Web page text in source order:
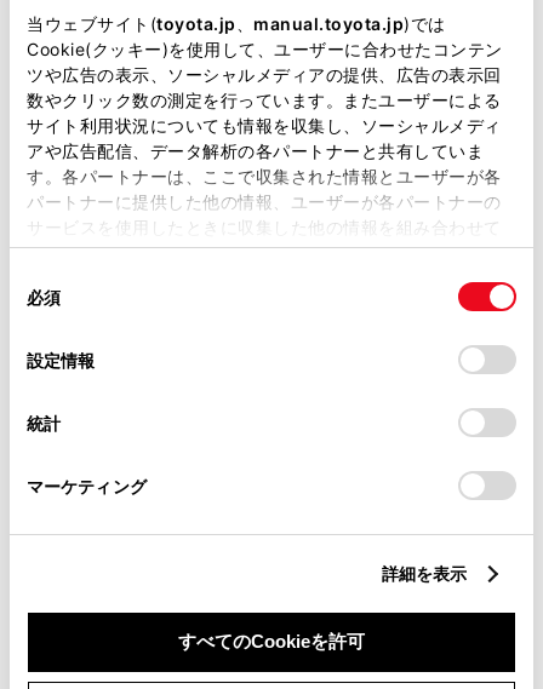
当ウェブサイト(toyota.jp manual.toyota.jp)では
Cookie(クッキー)を使用して、ユーザーに合わせたコンテン
ツや広告の表示、ソーシャルメディアの提供、広告の表示回
数やクリック数の測定を行っています。またユーザーによる
サイト利用状況についても情報を収集し、ソーシャルメディ
アや広告配信、データ解析の各パートナーと共有していま
す。各パートナーは、ここで収集された情報とユーザーが各
パートナーに提供した他の情報、ユーザーが各パートナーの
サービスを使用したときに収集した他の情報を組み合わせて
使用することがあります。当ウェブサイトの使用を続行する
デバイスにすべてのCookie(クッキー)が保存されることに同
意したことになります。Cookie(クッキー)のオプトアウト、
設定の変更、同意を撤回したりするにあたっては、当社の
「Cookie（クッキー）情報の取り扱いについて
」をご覧くだ
必須
設定情報
統計
マーケティング
詳細を表示
すべてのCookieを許可
にご相談いただけますと幸いで
す）
トヨタ販売店へのお問い合わせ
等
おクルマに関するお問い合わせ
は、自動車検査証（車検証）をご
用意いただくとスムーズな対応
チャットでお問い合わせ